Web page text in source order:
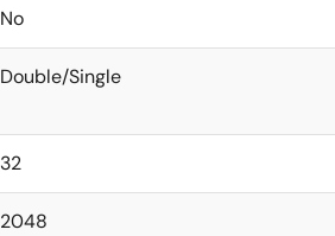
No
Double/Single
32
2048